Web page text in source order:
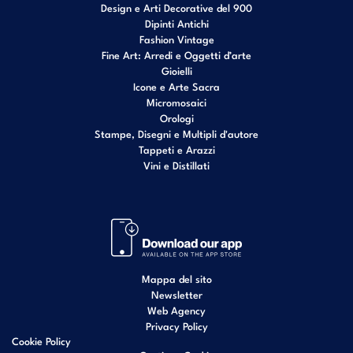
Design e Arti Decorative del 900
Dipinti Antichi
Fashion Vintage
Fine Art: Arredi e Oggetti d’arte
Gioielli
Icone e Arte Sacra
Micromosaici
Orologi
Stampe, Disegni e Multipli d'autore
Tappeti e Arazzi
Vini e Distillati
Mappa del sito
Newsletter
Web Agency
Privacy Policy
Cookie Policy